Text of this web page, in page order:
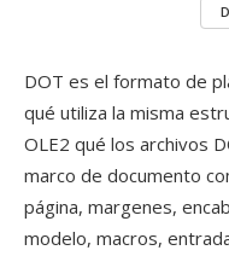
DOT es el formato de
qué utiliza la misma
OLE2 qué los archivos
marco de documento
página, margenes,
modelo, macros,